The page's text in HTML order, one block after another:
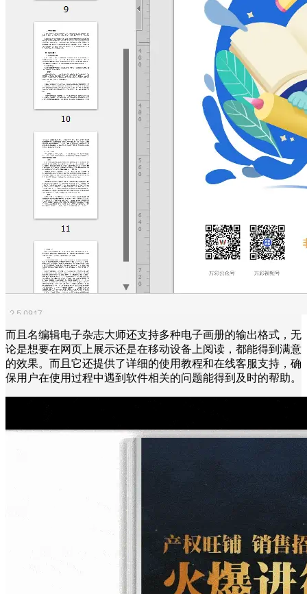
而且名编辑电子杂志大师还支持多种电子画册的输出格式，无
论是想要在网页上展示还是在移动设备上阅读，都能得到满意
的效果。而且它还提供了详细的使用教程和在线客服支持，确
保用户在使用过程中遇到软件相关的问题能得到及时的帮助。